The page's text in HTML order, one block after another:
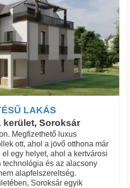
LAKÁS
kerület, Soroksár
Megfizethető luxus
ott, ahol a jövő otthona már
egy helyet, ahol a kertvárosi
technológia és az alacsony
alapfelszereltség.
Soroksár egyik